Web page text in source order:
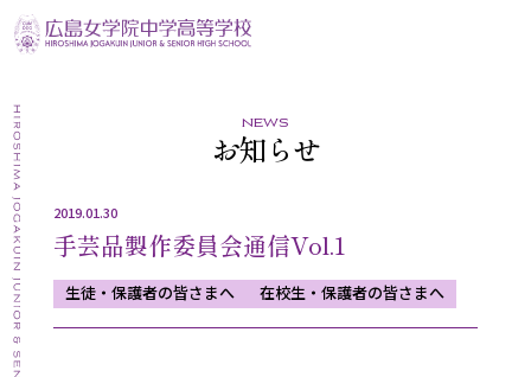
news
お知らせ
2019.01.30
手芸品製作委員会通信Vol.1
生徒・保護者の皆さまへ 在校生・保護者の皆さまへ